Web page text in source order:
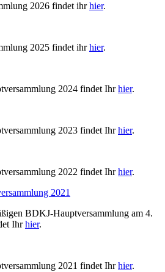
2026 findet ihrhier.
2025 findet ihrhier.
2024 findet Ihrhier.
2023 findet Ihrhier.
2022 findet Ihrhier.
2021
BDKJ-Hauptversammlung am 4.
Ihrhier.
2021 findet Ihrhier.